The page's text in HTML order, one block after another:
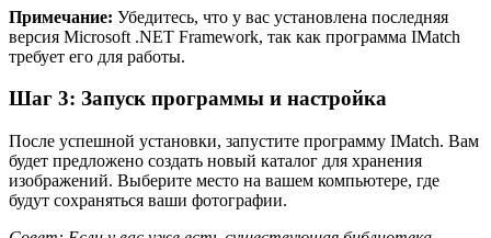
Примечание: Убедитесь, что у вас установлена последняя
версия Microsoft .NET Framework, так как программа IMatch
требует его для работы.
Шаг 3: Запуск программы и настройка
После успешной установки, запустите программу IMatch. Вам
будет предложено создать новый каталог для хранения
изображений. Выберите место на вашем компьютере, где
будут сохраняться ваши фотографии.